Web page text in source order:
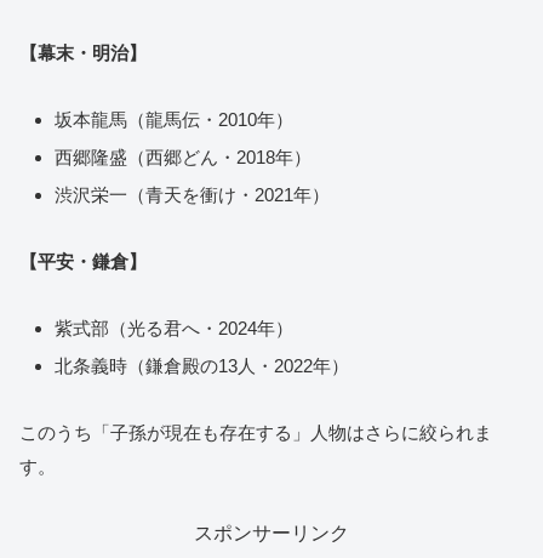
【幕末・明治】
坂本龍馬（龍馬伝・2010年）
西郷隆盛（西郷どん・2018年）
渋沢栄一（青天を衝け・2021年）
【平安・鎌倉】
紫式部（光る君へ・2024年）
北条義時（鎌倉殿の13人・2022年）
このうち「子孫が現在も存在する」人物はさらに絞られま
す。
スポンサーリンク